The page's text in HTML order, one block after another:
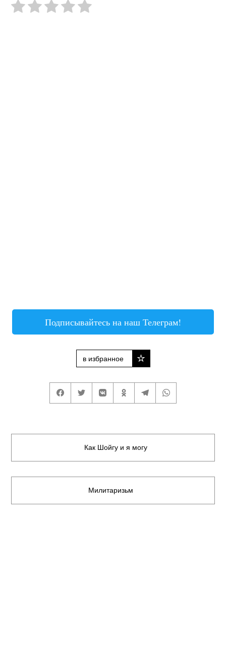
Подписывайтесь на наш Телеграм!
в избранное
Как Шойгу и я могу
Милитаризьм